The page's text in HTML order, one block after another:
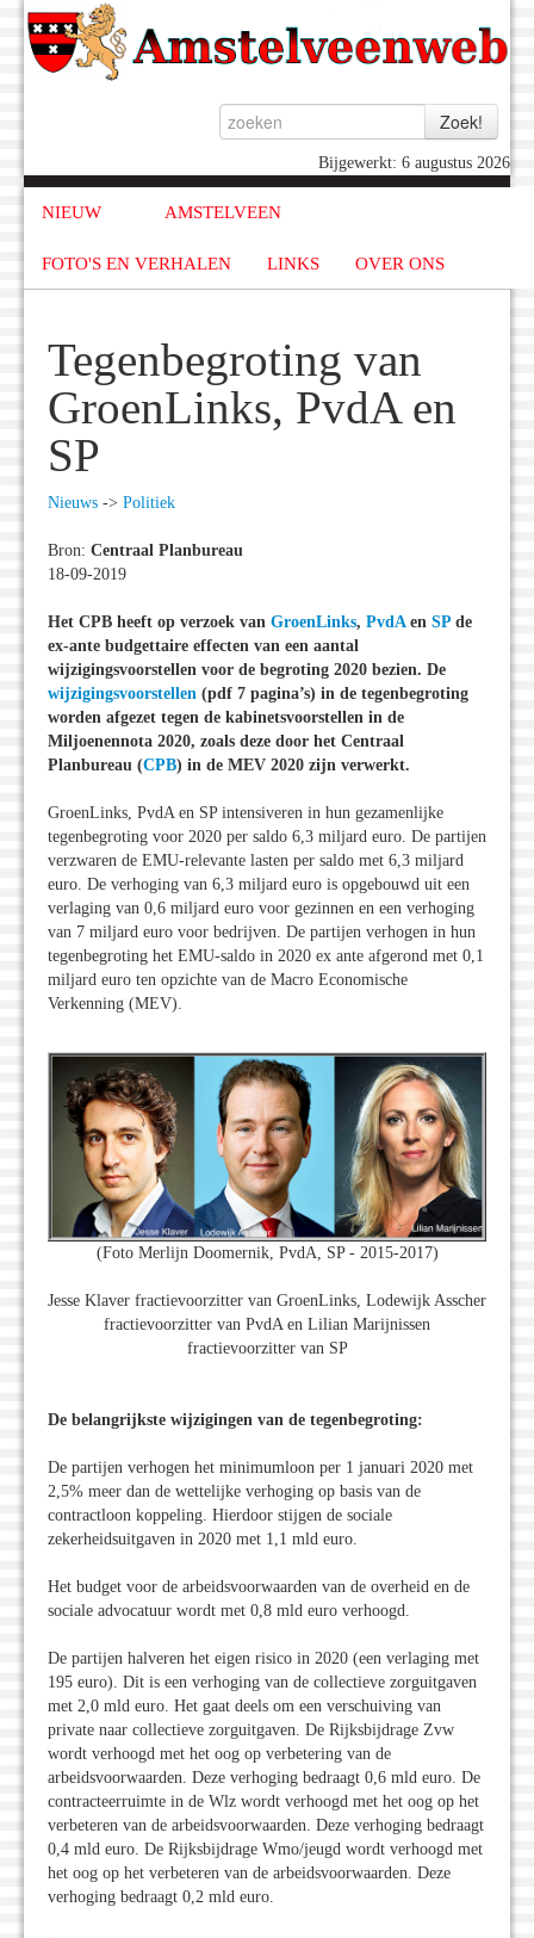
Bijgewerkt: 6 augustus 2026
NIEUW AMSTELVEEN
FOTO'S EN VERHALEN LINKS OVER ONS
Tegenbegroting van
GroenLinks, PvdA en
SP
Nieuws -> Politiek
Bron: Centraal Planbureau
18-09-2019
Het CPB heeft op verzoek van GroenLinks, PvdAen SP de
ex-ante budgettaire effecten van een aantal
wijzigingsvoorstellen voor de begroting 2020 bezien. De
wijzigingsvoorstellen (pdf 7 pagina’s) in de tegenbegroting
worden afgezet tegen de kabinetsvoorstellen in de
Miljoenennota 2020, zoals deze door het Centraal
Planbureau (CPB) in de MEV 2020 zijn verwerkt.
GroenLinks, PvdA en SP intensiveren in hun gezamenlijke
tegenbegroting voor 2020 per saldo 6,3 miljard euro. De partijen
verzwaren de EMU-relevante lasten per saldo met 6,3 miljard
euro. De verhoging van 6,3 miljard euro is opgebouwd uit een
verlaging van 0,6 miljard euro voor gezinnen en een verhoging
van 7 miljard euro voor bedrijven. De partijen verhogen in hun
tegenbegroting het EMU-saldo in 2020 ex ante afgerond met 0,1
miljard euro ten opzichte van de Macro Economische
Verkenning (MEV).
(Foto Merlijn Doomernik, PvdA, SP - 2015-2017)
Jesse Klaver fractievoorzitter van GroenLinks, Lodewijk Asscher
fractievoorzitter van PvdA en Lilian Marijnissen
fractievoorzitter van SP
De belangrijkste wijzigingen van de tegenbegroting:
De partijen verhogen het minimumloon per 1 januari 2020 met
2,5% meer dan de wettelijke verhoging op basis van de
contractloon koppeling. Hierdoor stijgen de sociale
zekerheidsuitgaven in 2020 met 1,1 mld euro.
Het budget voor de arbeidsvoorwaarden van de overheid en de
sociale advocatuur wordt met 0,8 mld euro verhoogd.
De partijen halveren het eigen risico in 2020 (een verlaging met
195 euro). Dit is een verhoging van de collectieve zorguitgaven
met 2,0 mld euro. Het gaat deels om een verschuiving van
private naar collectieve zorguitgaven. De Rijksbijdrage Zvw
wordt verhoogd met het oog op verbetering van de
arbeidsvoorwaarden. Deze verhoging bedraagt 0,6 mld euro. De
contracteerruimte in de Wlz wordt verhoogd met het oog op het
verbeteren van de arbeidsvoorwaarden. Deze verhoging bedraagt
0,4 mld euro. De Rijksbijdrage Wmo/jeugd wordt verhoogd met
het oog op het verbeteren van de arbeidsvoorwaarden. Deze
verhoging bedraagt 0,2 mld euro.